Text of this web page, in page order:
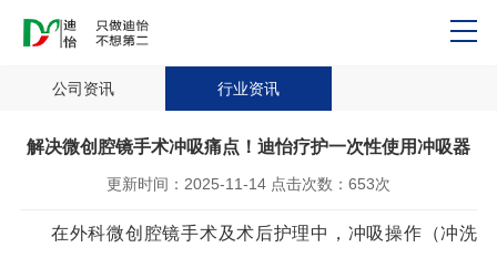
公司资讯 行业资讯
解决微创腔镜手术冲吸痛点！迪怡疗护一次性使用冲吸器
更新时间： 2025-11-14 点击次数： 653次
在外科微创腔镜手术及术后护理中，冲吸操作（冲洗